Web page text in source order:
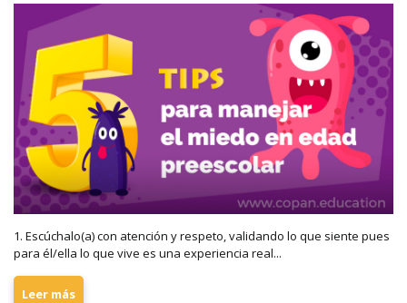
1. Escúchalo(a) con atención y respeto, validando lo que siente pues
para él/ella lo que vive es una experiencia real...
Leer más